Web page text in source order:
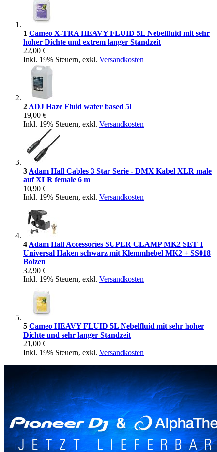
1 Cameo X-TRA HEAVY FLUID 5L Nebelfluid mit sehr
hoher Dichte und extrem langer Standzeit
22,00 €
Inkl. 19% Steuern, exkl. Versandkosten
2 ADJ Haze Fluid water based 5l
19,00 €
Inkl. 19% Steuern, exkl. Versandkosten
3 Adam Hall Cables 3 Star Serie - DMX Kabel XLR male
auf XLR female 6 m
10,90 €
Inkl. 19% Steuern, exkl. Versandkosten
4 Adam Hall Accessories SUPER CLAMP MK2 SET 1
Universal Haken schwarz mit Klemmhebel MK2 + SS018
Bolzen
32,90 €
Inkl. 19% Steuern, exkl. Versandkosten
5 Cameo HEAVY FLUID 5L Nebelfluid mit sehr hoher
Dichte und sehr langer Standzeit
21,00 €
Inkl. 19% Steuern, exkl. Versandkosten